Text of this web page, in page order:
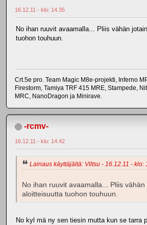
16.12.11 - klo: 14.35
No ihan ruuvit avaamalla... Pliis vähän
tuohon touhuun.
Crt.5e pro. Team Magic M8e-projekti, Inferno
Firestorm, Tamiya TRF 415 MRE, Stampede,
MRC, NanoDragon ja Minirave.
-rcmv-
16.12.11 - klo: 14.42
Lainaus käyttäjältä: Viltsu - 16.12.11 - klo:
No ihan ruuvit avaamalla... Pliis
aloitteisuutta tuohon touhuun.
No kyl mä ny sen tiesin mutta kun se tarra